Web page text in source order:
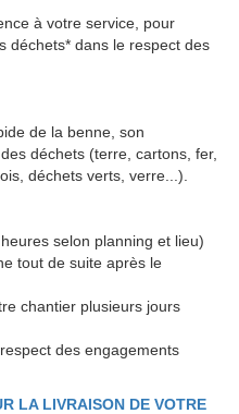
à votre service, pour
déchets* dans le respect des
de la benne, son
déchets (terre, cartons, fer,
déchets verts, verre...).
selon planning et lieu)
tout de suite après le
chantier plusieurs jours
des engagements
LA LIVRAISON DE VOTRE